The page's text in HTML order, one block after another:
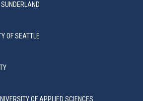
OF SEATTLE
OF APPLIED SCIENCES